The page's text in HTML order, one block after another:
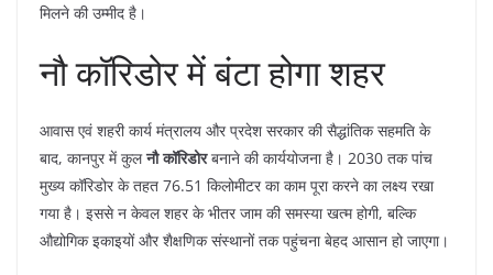
मिलने की उम्मीद है।
​नौ कॉरिडोर में बंटा होगा शहर
​आवास एवं शहरी कार्य मंत्रालय और प्रदेश सरकार की सैद्धांतिक सहमति के
बाद, कानपुर में कुलनौ कॉरिडोरबनाने की कार्ययोजना है। 2030 तक पांच
मुख्य कॉरिडोर के तहत 76.51 किलोमीटर का काम पूरा करने का लक्ष्य रखा
गया है। इससे न केवल शहर के भीतर जाम की समस्या खत्म होगी, बल्कि
औद्योगिक इकाइयों और शैक्षणिक संस्थानों तक पहुंचना बेहद आसान हो जाएगा।